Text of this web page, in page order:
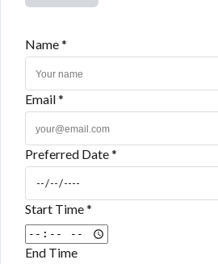
Name *
Email *
Preferred Date *
Start Time *
End Time